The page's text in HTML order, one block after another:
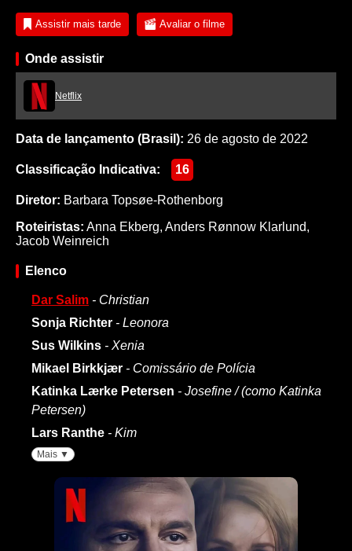
Assistir mais tarde Avaliar o filme
Onde assistir
Netflix
Data de lançamento (Brasil): 26 de agosto de 2022
Classificação Indicativa: 16
Diretor: Barbara Topsøe-Rothenborg
Roteiristas: Anna Ekberg, Anders Rønnow Klarlund,
Jacob Weinreich
Elenco
Dar Salim - Christian
Sonja Richter - Leonora
Sus Wilkins - Xenia
Mikael Birkkjær - Comissário de Polícia
Katinka Lærke Petersen - Josefine / (como Katinka
Petersen)
Lars Ranthe - Kim
Mais ▼